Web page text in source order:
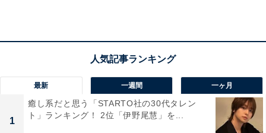
景色を楽しむのにぴったりです」（40代女性／千葉
県）、「嵐山や保津峡の美しい景観をドライブで楽しめ
る。冬の時期、モミジや常緑樹のコントラストが静かで
情緒的な雰囲気を醸し出すため」（30代男性／滋賀
県）、「市街地から一気に自然へ入る、非日常感のある
ルートで、紅葉後の静けさと、冬ならではの凛とした空
最新 一週間 一ヶ月
1
癒し系だと思う「STARTO社の30代タレン
ト」ランキング！ 2位「伊野尾慧」を...